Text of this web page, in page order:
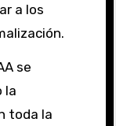
a los
se
la
toda la